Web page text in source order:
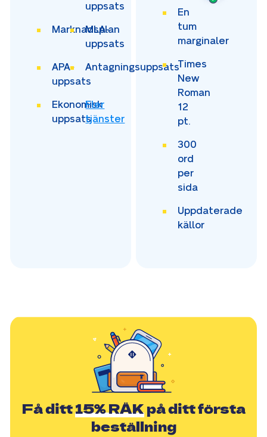
uppsats
Marknadsplan
MLA-
uppsats
APA-
uppsats
Antagningsuppsats
Ekonomisk
uppsats
Fler
tjänster
En
tum
marginaler
Times
New
Roman
12
pt.
300
ord
per
sida
Uppdaterade
källor
Få ditt15% RÄKpå ditt första
beställning